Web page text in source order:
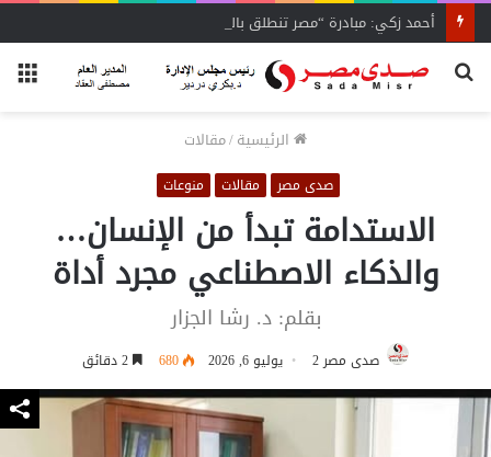
أحمد زكي: مبادرة “مصر تنطلق بالتصدير”
بحث
الرئيسية/مقالات
صدى مصر مقالات منوعات
الاستدامة تبدأ من الإنسان…
والذكاء الاصطناعي مجرد أداة
بقلم: د. رشا الجزار
صدى مصر 2 يوليو 6, 2026 680